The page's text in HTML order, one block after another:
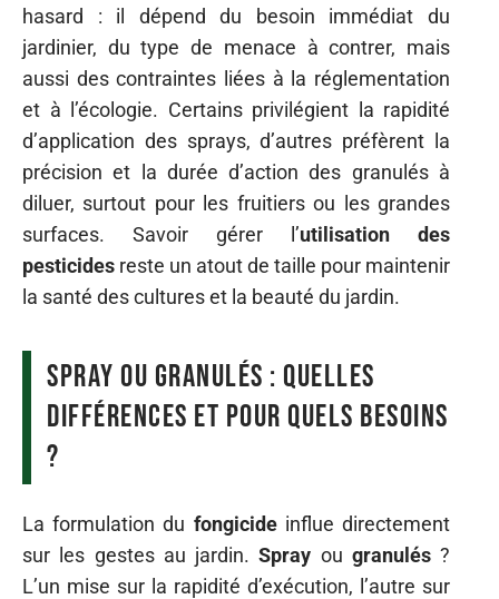
hasard : il dépend du besoin immédiat du
jardinier, du type de menace à contrer, mais
aussi des contraintes liées à la réglementation
et à l’écologie. Certains privilégient la rapidité
d’application des sprays, d’autres préfèrent la
précision et la durée d’action des granulés à
diluer, surtout pour les fruitiers ou les grandes
surfaces. Savoir gérer l’utilisation des
pesticides reste un atout de taille pour maintenir
la santé des cultures et la beauté du jardin.
Spray ou granulés : quelles
différences et pour quels besoins
?
La formulation du fongicideinflue directement
sur les gestes au jardin.Spray ou granulés?
L’un mise sur la rapidité d’exécution, l’autre sur